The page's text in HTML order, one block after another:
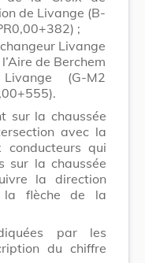
de Livange (B-
;
Livange
de Berchem
(G-M2
sur la chaussée
avec la
qui
sur la chaussée
la direction
la flèche de la
par les
du chiffre